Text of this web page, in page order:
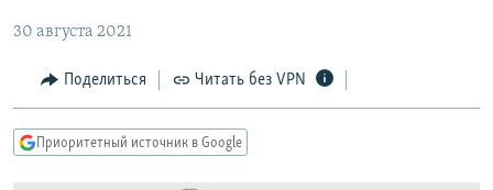
Вернутся
Вернутся
МНЕНИЯ
КУЛЬТУРА
КАВКАЗ.РЕАЛИИ
30 августа 2021
Поделиться Читать без VPN
Приоритетный источник в Google